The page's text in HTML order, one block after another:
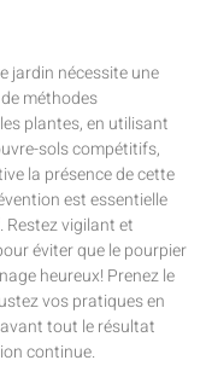
jardin nécessite une
méthodes
plantes, en utilisant
sols compétitifs,
la présence de cette
est essentielle
vigilant et
éviter que le pourpier
heureux! Prenez le
vos pratiques en
tout le résultat
continue.